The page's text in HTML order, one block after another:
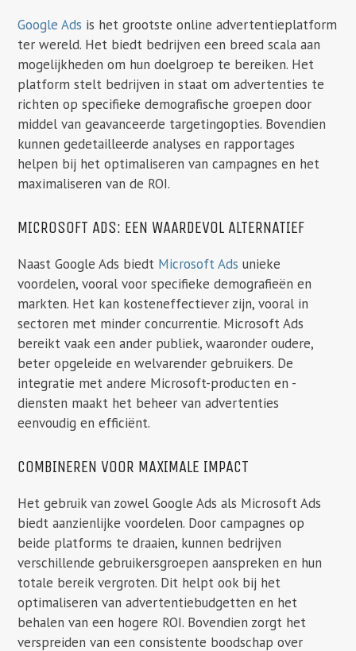
Google Ads is het grootste online advertentieplatform
ter wereld. Het biedt bedrijven een breed scala aan
mogelijkheden om hun doelgroep te bereiken. Het
platform stelt bedrijven in staat om advertenties te
richten op specifieke demografische groepen door
middel van geavanceerde targetingopties. Bovendien
kunnen gedetailleerde analyses en rapportages
helpen bij het optimaliseren van campagnes en het
maximaliseren van de ROI.
MICROSOFT ADS: EEN WAARDEVOL ALTERNATIEF
Naast Google Ads biedt Microsoft Ads unieke
voordelen, vooral voor specifieke demografieën en
markten. Het kan kosteneffectiever zijn, vooral in
sectoren met minder concurrentie. Microsoft Ads
bereikt vaak een ander publiek, waaronder oudere,
beter opgeleide en welvarender gebruikers. De
integratie met andere Microsoft-producten en -
diensten maakt het beheer van advertenties
eenvoudig en efficiënt.
COMBINEREN VOOR MAXIMALE IMPACT
Het gebruik van zowel Google Ads als Microsoft Ads
biedt aanzienlijke voordelen. Door campagnes op
beide platforms te draaien, kunnen bedrijven
verschillende gebruikersgroepen aanspreken en hun
totale bereik vergroten. Dit helpt ook bij het
optimaliseren van advertentiebudgetten en het
behalen van een hogere ROI. Bovendien zorgt het
verspreiden van een consistente boodschap over